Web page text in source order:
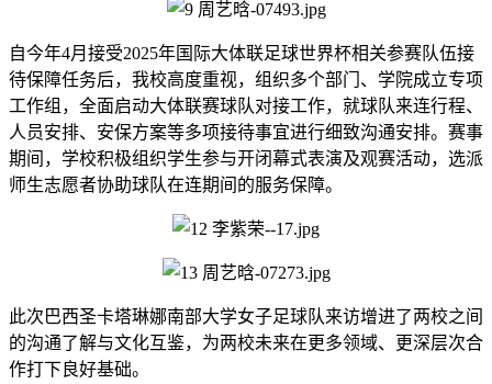
自今年4月接受2025年国际大体联足球世界杯相关参赛队伍接
待保障任务后，我校高度重视，组织多个部门、学院成立专项
工作组，全面启动大体联赛球队对接工作，就球队来连行程、
人员安排、安保方案等多项接待事宜进行细致沟通安排。赛事
期间，学校积极组织学生参与开闭幕式表演及观赛活动，选派
师生志愿者协助球队在连期间的服务保障。
此次巴西圣卡塔琳娜南部大学女子足球队来访增进了两校之间
的沟通了解与文化互鉴，为两校未来在更多领域、更深层次合
作打下良好基础。